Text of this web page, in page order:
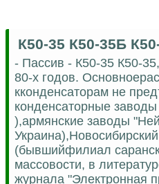
К50-35 К50-35Б
- Пассив - К50-35 К50-
80-х годов.
кконденсаторам не
конденсаторные
),армянские заводы
(бывшийфилиал
массовости, в
журнала "Электронная